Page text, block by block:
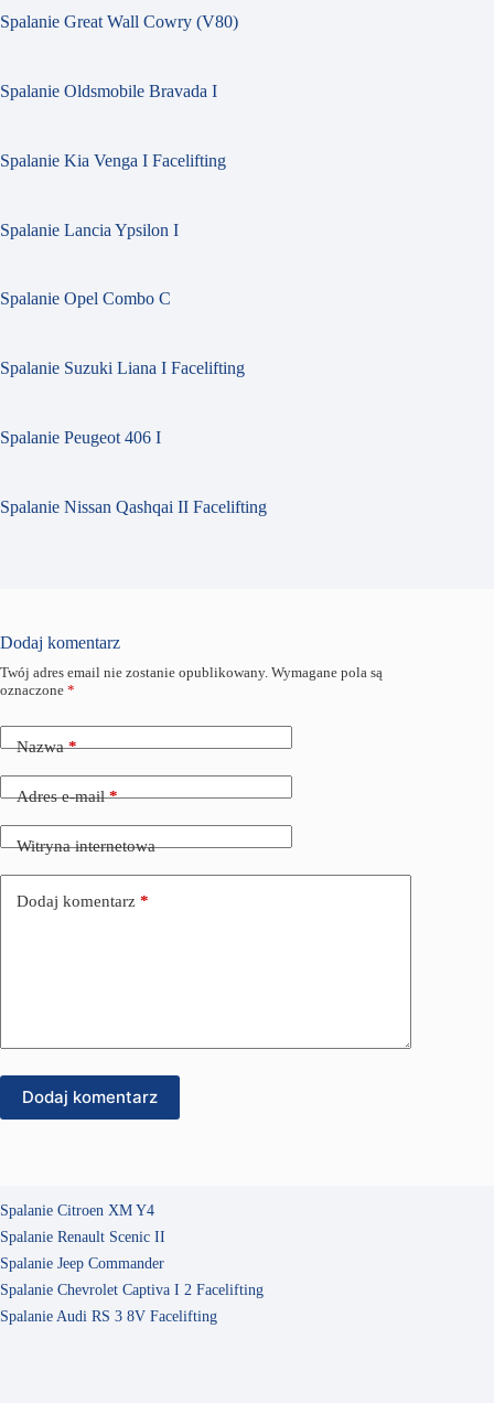
Spalanie Great Wall Cowry (V80)
Spalanie Oldsmobile Bravada I
Spalanie Kia Venga I Facelifting
Spalanie Lancia Ypsilon I
Spalanie Opel Combo C
Spalanie Suzuki Liana I Facelifting
Spalanie Peugeot 406 I
Spalanie Nissan Qashqai II Facelifting
Dodaj komentarz
Twój adres email nie zostanie opublikowany. Wymagane pola są
oznaczone *
Nazwa*
Adres e-mail*
Witryna internetowa
Dodaj komentarz *
Dodaj komentarz
Spalanie Citroen XM Y4
Spalanie Renault Scenic II
Spalanie Jeep Commander
Spalanie Chevrolet Captiva I 2 Facelifting
Spalanie Audi RS 3 8V Facelifting